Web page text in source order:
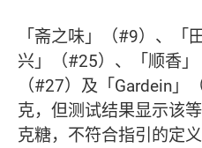
「斋之味」（#9）、「
兴」（#25）、「顺香」
（#27）及「Gardein
克，但测试结果显示该
克糖，不符合指引的定义